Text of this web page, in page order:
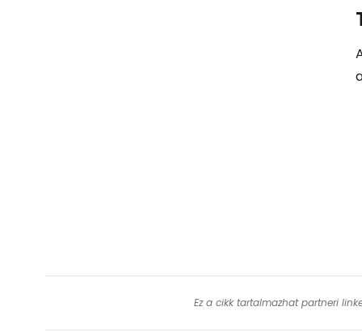
Ez a cikk tartalmazhat partneri